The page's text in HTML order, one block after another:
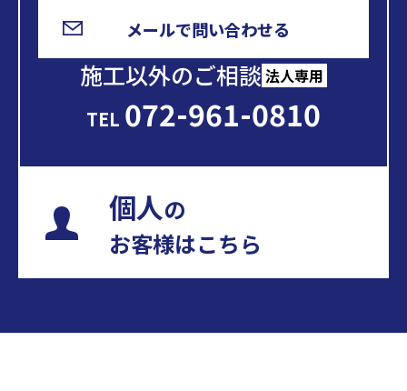
メールで問い合わせる
施工以外のご相談 法人専用
TEL 072-961-0810
個人の
お客様はこちら